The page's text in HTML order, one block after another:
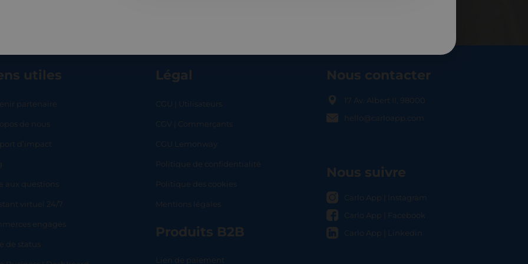
utiles
partenaire
de nous
d’impact
aux questions
virtuel 24/7
engagés
de status
Légal
CGU | Utilisateurs
CGV | Commerçants
CGU Lemonway
Politique de confidentialité
Politique des cookies
Mentions légales
Produits B2B
Lien de paiement
Nous contacter
17 Av. Albert II, 98000
hello@carloapp.com
Nous suivre
Carlo App | Instagram
Carlo App | Facebook
Carlo App | Linkedin
SHOPLOCAL